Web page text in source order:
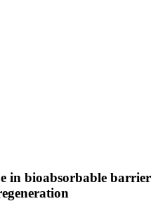
in bioabsorbable barrier